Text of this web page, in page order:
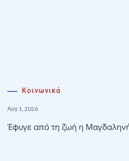
Κοινωνικά
Αυγ 1, 2026
Έφυγε από τη ζωή η